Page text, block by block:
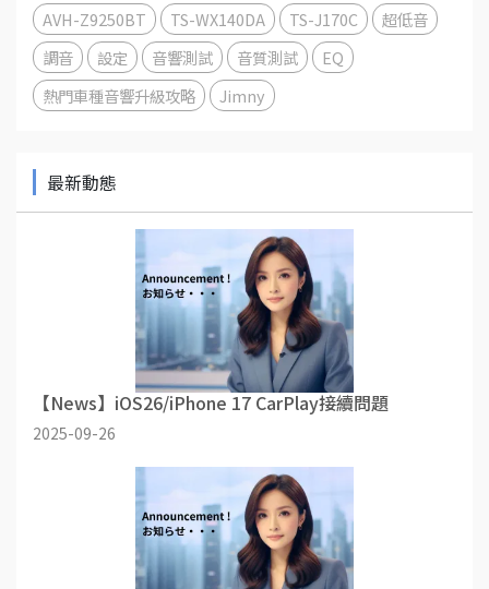
AVH-Z9250BT
TS-WX140DA TS-J170C
超低音
調音
設定 音響測試 音質測試
EQ
熱門車種音響升級攻略
Jimny
最新動態
【News】iOS26/iPhone 17 CarPlay接續問題
2025-09-26